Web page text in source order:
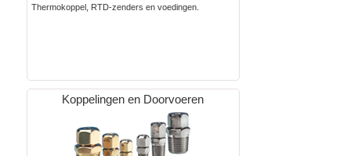
Thermokoppel, RTD-zenders en voedingen.
Koppelingen en Doorvoeren